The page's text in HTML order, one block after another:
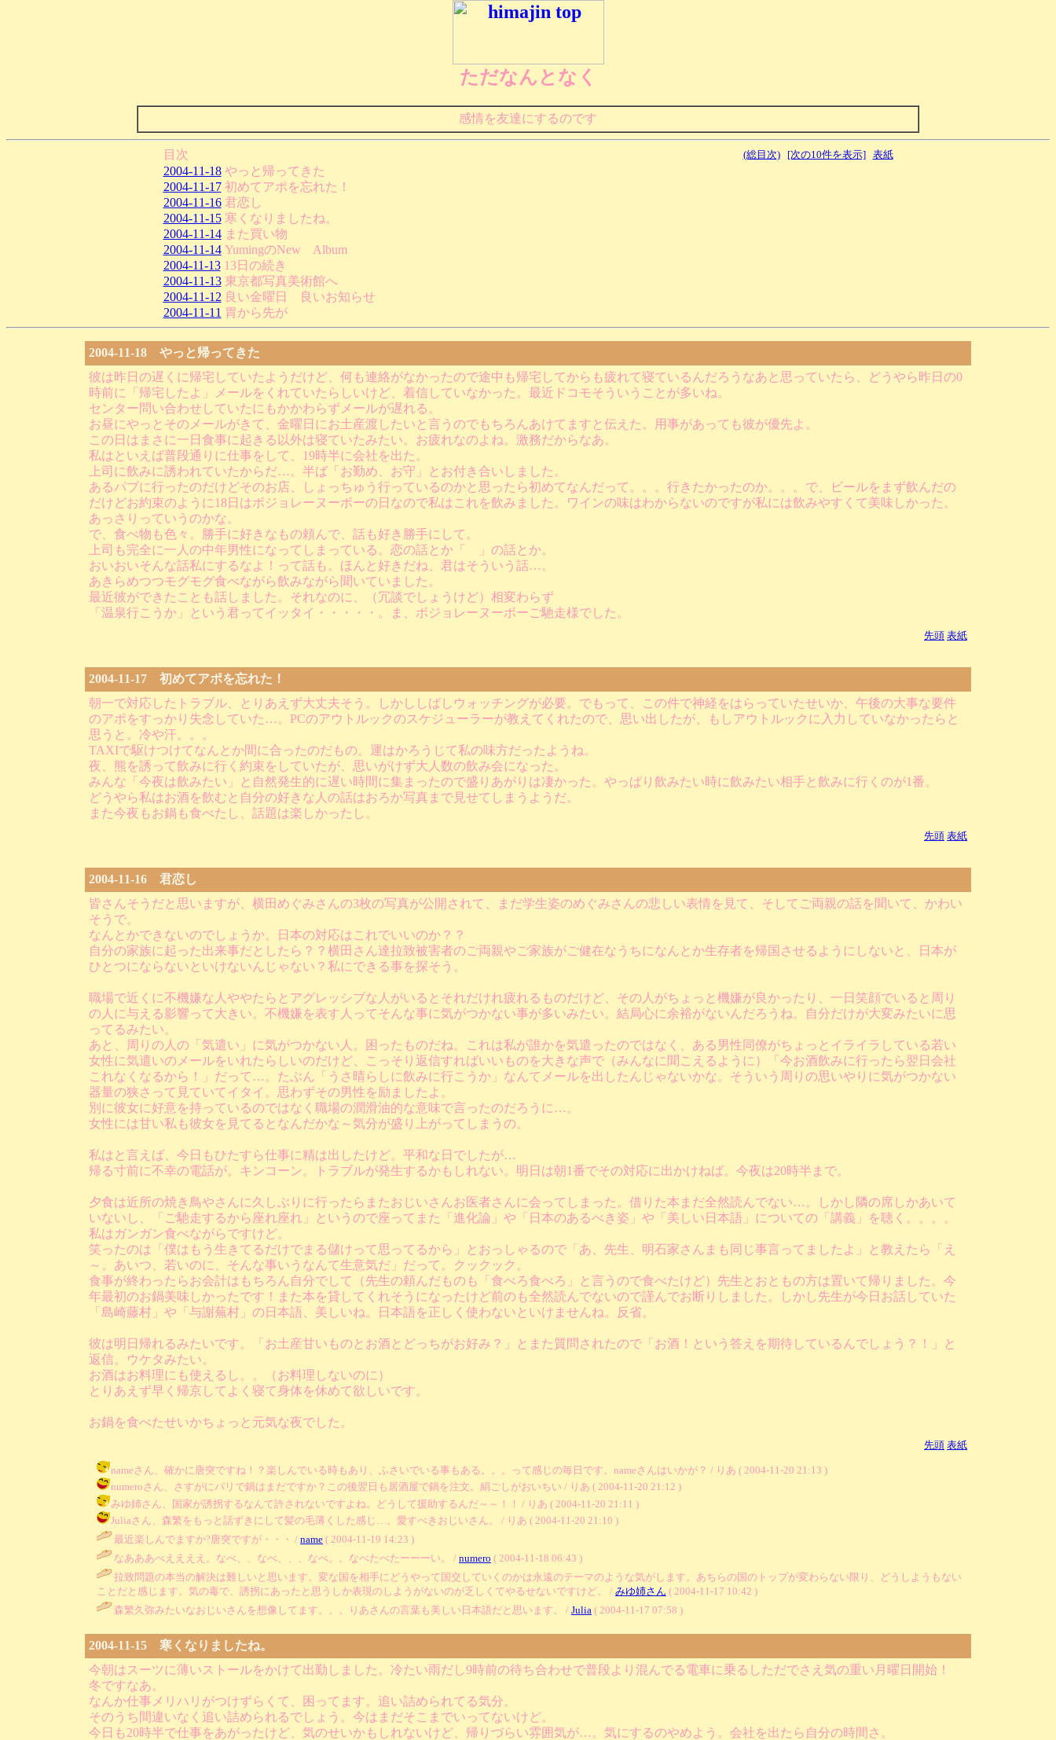
ただなんとなく
感情を友達にするのです
目次 (総目次) [次の10件を表示] 表紙
2004-11-18やっと帰ってきた
2004-11-17初めてアポを忘れた！
2004-11-16君恋し
2004-11-15寒くなりましたね。
2004-11-14また買い物
2004-11-14YumingのNew Album
2004-11-1313日の続き
2004-11-13東京都写真美術館へ
2004-11-12 良い金曜日 良いお知らせ
2004-11-11 胃から先が
2004-11-18 やっと帰ってきた
彼は昨日の遅くに帰宅していたようだけど、何も連絡がなかったので途中も帰宅してからも疲れて寝ているんだろうなあと思っていたら、どうやら昨日の0
時前に「帰宅したよ」メールをくれていたらしいけど、着信していなかった。最近ドコモそういうことが多いね。
センター問い合わせしていたにもかかわらずメールが遅れる。
お昼にやっとそのメールがきて、金曜日にお土産渡したいと言うのでもちろんあけてますと伝えた。用事があっても彼が優先よ。
この日はまさに一日食事に起きる以外は寝ていたみたい。お疲れなのよね。激務だからなあ。
私はといえば普段通りに仕事をして、19時半に会社を出た。
上司に飲みに誘われていたからだ…。半ば「お勤め、お守」とお付き合いしました。
あるパブに行ったのだけどそのお店、しょっちゅう行っているのかと思ったら初めてなんだって。。。行きたかったのか。。。で、ビールをまず飲んだの
だけどお約束のように18日はボジョレーヌーボーの日なので私はこれを飲みました。ワインの味はわからないのですが私には飲みやすくて美味しかった。
あっさりっていうのかな。
で、食べ物も色々。勝手に好きなもの頼んで、話も好き勝手にして。
上司も完全に一人の中年男性になってしまっている。恋の話とか「 」の話とか。
おいおいそんな話私にするなよ！って話も。ほんと好きだね、君はそういう話…。
あきらめつつモグモグ食べながら飲みながら聞いていました。
最近彼ができたことも話しました。それなのに、（冗談でしょうけど）相変わらず
「温泉行こうか」という君ってイッタイ・・・・・。ま、ボジョレーヌーボーご馳走様でした。
先頭 表紙
2004-11-17 初めてアポを忘れた！
朝一で対応したトラブル、とりあえず大丈夫そう。しかししばしウォッチングが必要。でもって、この件で神経をはらっていたせいか、午後の大事な要件
のアポをすっかり失念していた…。PCのアウトルックのスケジューラーが教えてくれたので、思い出したが、もしアウトルックに入力していなかったらと
思うと。冷や汗。。。
TAXIで駆けつけてなんとか間に合ったのだもの。運はかろうじて私の味方だったようね。
夜、熊を誘って飲みに行く約束をしていたが、思いがけず大人数の飲み会になった。
みんな「今夜は飲みたい」と自然発生的に遅い時間に集まったので盛りあがりは凄かった。やっぱり飲みたい時に飲みたい相手と飲みに行くのが1番。
どうやら私はお酒を飲むと自分の好きな人の話はおろか写真まで見せてしまうようだ。
また今夜もお鍋も食べたし、話題は楽しかったし。
先頭 表紙
2004-11-16 君恋し
皆さんそうだと思いますが、横田めぐみさんの3枚の写真が公開されて、まだ学生姿のめぐみさんの悲しい表情を見て、そしてご両親の話を聞いて、かわい
そうで。
なんとかできないのでしょうか。日本の対応はこれでいいのか？？
自分の家族に起った出来事だとしたら？？横田さん達拉致被害者のご両親やご家族がご健在なうちになんとか生存者を帰国させるようにしないと、日本が
ひとつにならないといけないんじゃない？私にできる事を探そう。
職場で近くに不機嫌な人ややたらとアグレッシブな人がいるとそれだけれ疲れるものだけど、その人がちょっと機嫌が良かったり、一日笑顔でいると周り
の人に与える影響って大きい。不機嫌を表す人ってそんな事に気がつかない事が多いみたい。結局心に余裕がないんだろうね。自分だけが大変みたいに思
ってるみたい。
あと、周りの人の「気遣い」に気がつかない人。困ったものだね。これは私が誰かを気遣ったのではなく、ある男性同僚がちょっとイライラしている若い
女性に気遣いのメールをいれたらしいのだけど、こっそり返信すればいいものを大きな声で（みんなに聞こえるように）「今お酒飲みに行ったら翌日会社
これなくなるから！」だって…。たぶん「うさ晴らしに飲みに行こうか」なんてメールを出したんじゃないかな。そういう周りの思いやりに気がつかない
器量の狭さって見ていてイタイ。思わずその男性を励ましたよ。
別に彼女に好意を持っているのではなく職場の潤滑油的な意味で言ったのだろうに…。
女性には甘い私も彼女を見てるとなんだかな～気分が盛り上がってしまうの。
私はと言えば、今日もひたすら仕事に精は出したけど。平和な日でしたが…
帰る寸前に不幸の電話が。キンコーン。トラブルが発生するかもしれない。明日は朝1番でその対応に出かけねば。今夜は20時半まで。
夕食は近所の焼き鳥やさんに久しぶりに行ったらまたおじいさんお医者さんに会ってしまった。借りた本まだ全然読んでない…。しかし隣の席しかあいて
いないし、「ご馳走するから座れ座れ」というので座ってまた「進化論」や「日本のあるべき姿」や「美しい日本語」についての「講義」を聴く。。。。
私はガンガン食べながらですけど。
笑ったのは「僕はもう生きてるだけでまる儲けって思ってるから」とおっしゃるので「あ、先生、明石家さんまも同じ事言ってましたよ」と教えたら「え
～。あいつ、若いのに、そんな事いうなんて生意気だ」だって。クックック。
食事が終わったらお会計はもちろん自分でして（先生の頼んだものも「食べろ食べろ」と言うので食べたけど）先生とおともの方は置いて帰りました。今
年最初のお鍋美味しかったです！また本を貸してくれそうになったけど前のも全然読んでないので謹んでお断りしました。しかし先生が今日お話していた
「島崎藤村」や「与謝蕪村」の日本語、美しいね。日本語を正しく使わないといけませんね。反省。
彼は明日帰れるみたいです。「お土産甘いものとお酒とどっちがお好み？」とまた質問されたので「お酒！という答えを期待しているんでしょう？！」と
返信。ウケタみたい。
お酒はお料理にも使えるし。。（お料理しないのに）
とりあえず早く帰京してよく寝て身体を休めて欲しいです。
お鍋を食べたせいかちょっと元気な夜でした。
先頭 表紙
nameさん、確かに唐突ですね！？楽しんでいる時もあり、ふさいでいる事もある。。。って感じの毎日です。nameさんはいかが？ / りあ ( 2004-11-20 21:13 )
numeroさん、さすがにパリで鍋はまだですか？この後翌日も居酒屋で鍋を注文。絹ごしがおいちい / りあ ( 2004-11-20 21:12 )
みゆ姉さん、国家が誘拐するなんて許されないですよね。どうして援助するんだ～～！！ / りあ ( 2004-11-20 21:11 )
Juliaさん、森繁をもっと話ずきにして髪の毛薄くした感じ…。愛すべきおじいさん。 / りあ ( 2004-11-20 21:10 )
最近楽しんでますか?唐突ですが・・・ / name ( 2004-11-19 14:23 )
なあああべええええ。なべ、、なべ、、、なべ。。なべたべたーーーい。 / numero ( 2004-11-18 06:43 )
拉致問題の本当の解決は難しいと思います。変な国を相手にどうやって国交していくのかは永遠のテーマのような気がします。あちらの国のトップが変わらない限り、どうしようもない
ことだと感じます。気の毒で、誘拐にあったと思うしか表現のしようがないのが乏しくてやるせないですけど。 / みゆ姉さん ( 2004-11-17 10:42 )
森繁久弥みたいなおじいさんを想像してます。。。りあさんの言葉も美しい日本語だと思います。 / Julia ( 2004-11-17 07:58 )
2004-11-15 寒くなりましたね。
今朝はスーツに薄いストールをかけて出勤しました。冷たい雨だし9時前の待ち合わせで普段より混んでる電車に乗るしただでさえ気の重い月曜日開始！
冬ですなあ。
なんか仕事メリハリがつけずらくて、困ってます。追い詰められてる気分。
そのうち間違いなく追い詰められるでしょう。今はまだそこまでいってないけど。
今日も20時半で仕事をあがったけど、気のせいかもしれないけど、帰りづらい雰囲気が…。気にするのやめよう。会社を出たら自分の時間さ。